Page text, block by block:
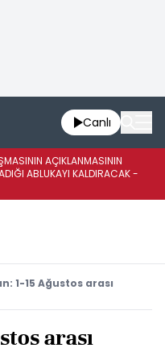
Canlı
AÇIKLANMASININ
ABLUKAYI KALDIRACAK -
1-15 Ağustos arası
arası